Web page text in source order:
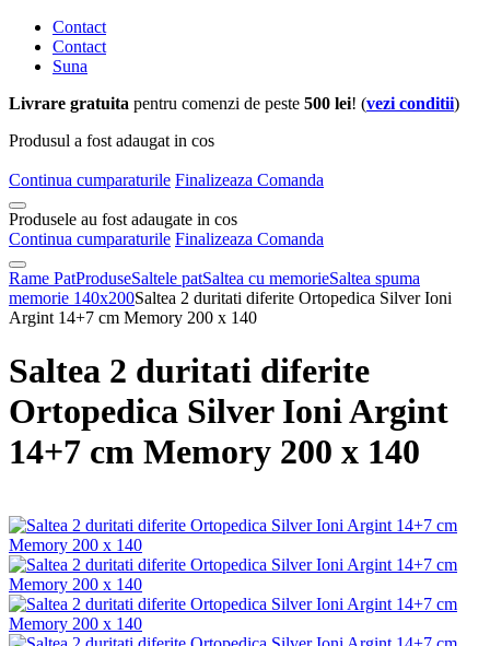
Contact
Contact
Suna
Livrare gratuita pentru comenzi de peste 500 lei! (vezi conditii)
Produsul a fost adaugat in cos
Continua cumparaturile Finalizeaza Comanda
Produsele au fost adaugate in cos
Continua cumparaturile Finalizeaza Comanda
Rame PatProduseSaltele patSaltea cu memorieSaltea spuma
memorie 140x200Saltea 2 duritati diferite Ortopedica Silver Ioni
Argint 14+7 cm Memory 200 x 140
Saltea 2 duritati diferite
Ortopedica Silver Ioni Argint
14+7 cm Memory 200 x 140